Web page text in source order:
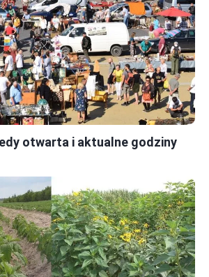
otwarta i aktualne godziny